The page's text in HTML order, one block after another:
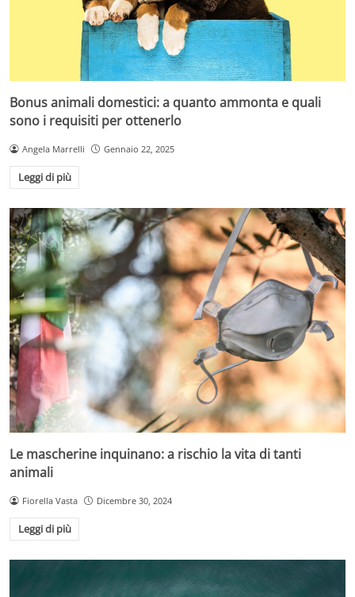
Bonus animali domestici: a quanto ammonta e quali
sono i requisiti per ottenerlo
Angela Marrelli Gennaio 22, 2025
Leggi di più
Le mascherine inquinano: a rischio la vita di tanti
animali
Fiorella Vasta Dicembre 30, 2024
Leggi di più